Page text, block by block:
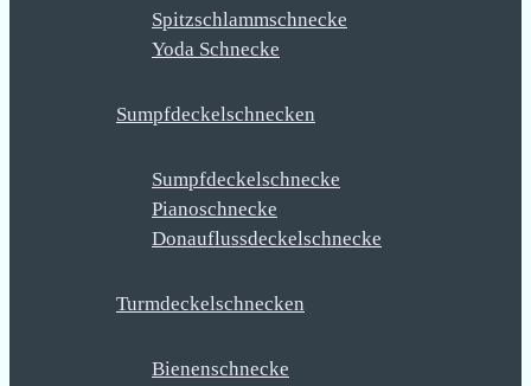
Spitzschlammschnecke
Yoda Schnecke
Sumpfdeckelschnecken
Sumpfdeckelschnecke
Pianoschnecke
Donauflussdeckelschnecke
Turmdeckelschnecken
Bienenschnecke